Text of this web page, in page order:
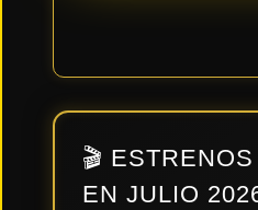
🎬
EN JULIO